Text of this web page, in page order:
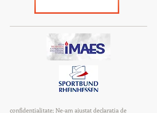
confidențialitate; Ne-am ajustat declarația de